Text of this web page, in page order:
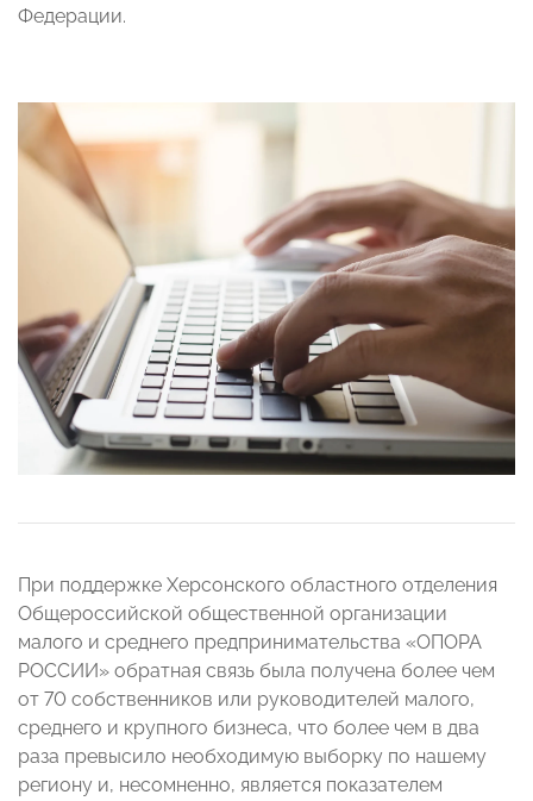
Федерации.
При поддержке Херсонского областного отделения
Общероссийской общественной организации
малого и среднего предпринимательства «ОПОРА
РОССИИ» обратная связь была получена более чем
от 70 собственников или руководителей малого,
среднего и крупного бизнеса, что более чем в два
раза превысило необходимую выборку по нашему
региону и, несомненно, является показателем